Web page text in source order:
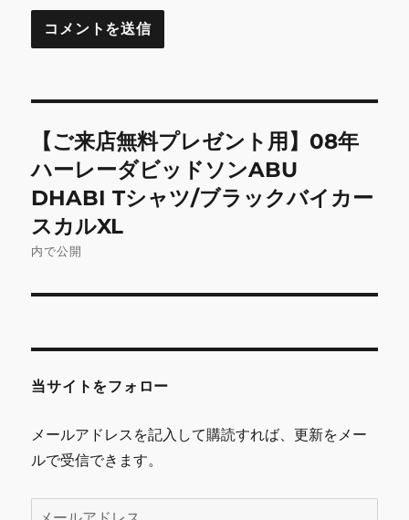
稿
ナ
ビ
シ
ョ
ン
【ご来店無料プレゼント用】08年
ハーレーダビッドソンABU
DHABI Tシャツ/ブラックバイカー
スカルXL
内で公開
当サイトをフォロー
メールアドレスを記入して購読すれば、更新をメー
ルで受信できます。